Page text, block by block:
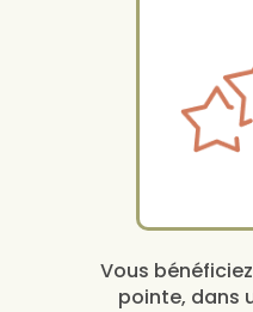
Vous
pointe, dans